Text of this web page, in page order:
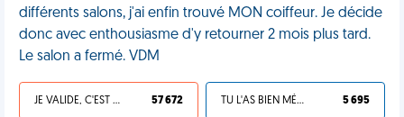
différents salons, j'ai enfin trouvé MON coiffeur. Je décide
donc avec enthousiasme d'y retourner 2 mois plus tard.
Le salon a fermé. VDM
JE VALIDE, C'EST UNE VDM 57 672 TU L'AS BIEN MÉRITÉ 5 695